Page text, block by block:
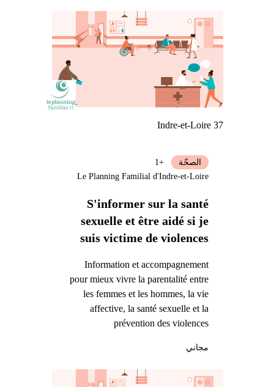
Indre-et-Loire 37
S'informer sur la santé
sexuelle et être aidé si je
suis victime de violences
Information et accompagnement
pour mieux vivre la parentalité entre
les femmes et les hommes, la vie
affective, la santé sexuelle et la
prévention des violences
الصحّة
+1
Le Planning Familial d'Indre-et-Loire
مجاني